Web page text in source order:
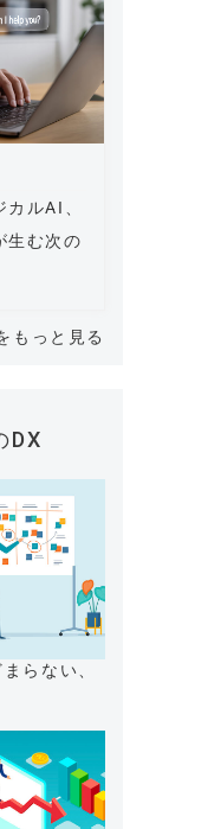
ルAI、
生む次の
もっと見る
DX
らない、